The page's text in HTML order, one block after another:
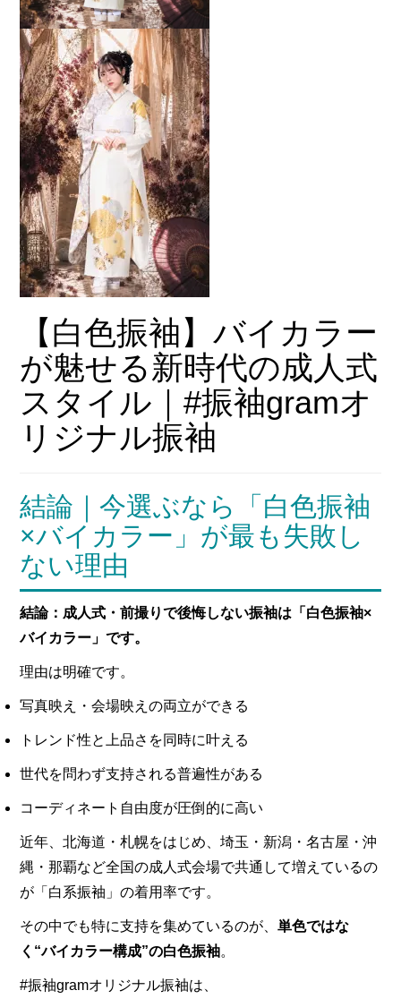
【白色振袖】バイカラー
が魅せる新時代の成人式
スタイル｜#振袖gramオ
リジナル振袖
結論｜今選ぶなら「白色振袖
×バイカラー」が最も失敗し
ない理由
結論：成人式・前撮りで後悔しない振袖は「白色振袖×
バイカラー」です。
理由は明確です。
写真映え・会場映えの両立ができる
トレンド性と上品さを同時に叶える
世代を問わず支持される普遍性がある
コーディネート自由度が圧倒的に高い
近年、北海道・札幌をはじめ、埼玉・新潟・名古屋・沖
縄・那覇など全国の成人式会場で共通して増えているの
が「白系振袖」の着用率です。
その中でも特に支持を集めているのが、単色ではな
く“バイカラー構成”の白色振袖。
#振袖gramオリジナル振袖は、